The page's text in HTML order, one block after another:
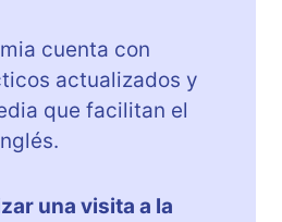
cuenta con
actualizados y
que facilitan el
una visita a la